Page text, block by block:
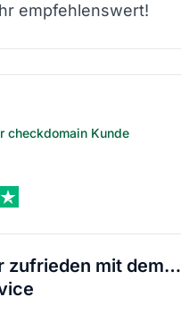
empfehlenswert!
checkdomain Kunde
zufrieden mit dem…